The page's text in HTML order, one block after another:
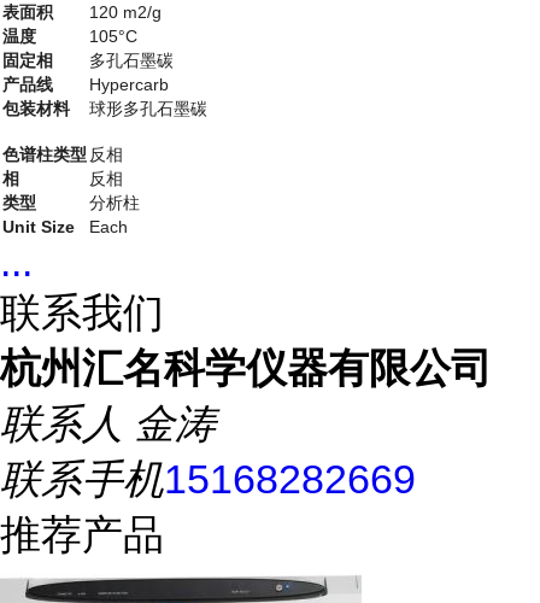
表面积
120 m2/g
温度
105°C
固定相
多孔石墨碳
产品线
Hypercarb
包装材料
球形多孔石墨碳
色谱柱类型 反相
相
反相
类型
分析柱
Unit Size
Each
...
联系我们
杭州汇名科学仪器有限公司
联系人 金涛
联系手机15168282669
推荐产品